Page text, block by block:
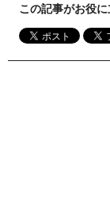
この記事がお役